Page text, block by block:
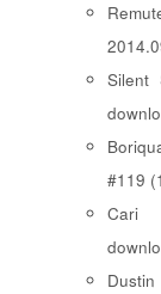
Silent
#119
Cari